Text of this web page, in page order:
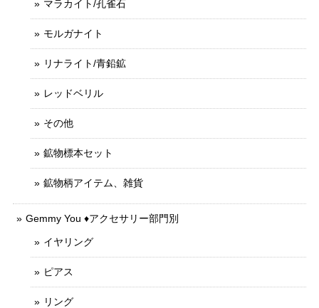
マラカイト/孔雀石
モルガナイト
リナライト/青鉛鉱
レッドベリル
その他
鉱物標本セット
鉱物柄アイテム、雑貨
Gemmy You ♦︎アクセサリー部門別
イヤリング
ピアス
リング